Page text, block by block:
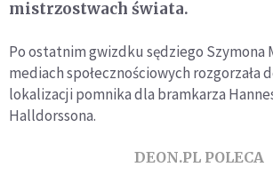
mistrzostwach świata.
Po ostatnim gwizdku sędziego Szymona
mediach społecznościowych rozgorzała
lokalizacji pomnika dla bramkarza
Halldorssona.
DEON.PL POLECA